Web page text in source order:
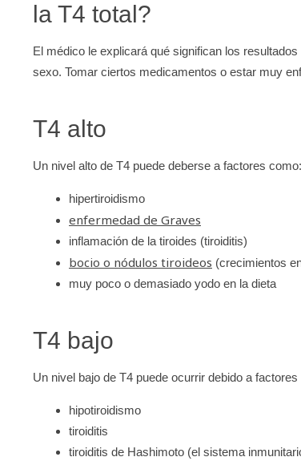
la T4 total?
El médico le explicará qué significan los
sexo. Tomar ciertos medicamentos o estar muy
T4 alto
Un nivel alto de T4 puede deberse a factores como:
hipertiroidismo
enfermedad de Graves
inflamación de la tiroides (tiroiditis)
bocio o nódulos tiroideos (crecimientos
muy poco o demasiado yodo en la dieta
T4 bajo
Un nivel bajo de T4 puede ocurrir debido a factores
hipotiroidismo
tiroiditis
tiroiditis de Hashimoto (el sistema